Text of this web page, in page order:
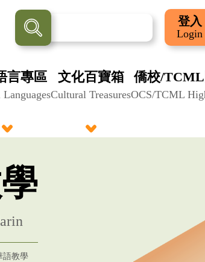
登入
Login
言專區 文化百寶箱
Cultural Treasures
僑校/
OCS/TCML
語教學